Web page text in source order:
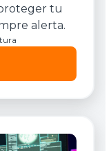
tu
alerta.